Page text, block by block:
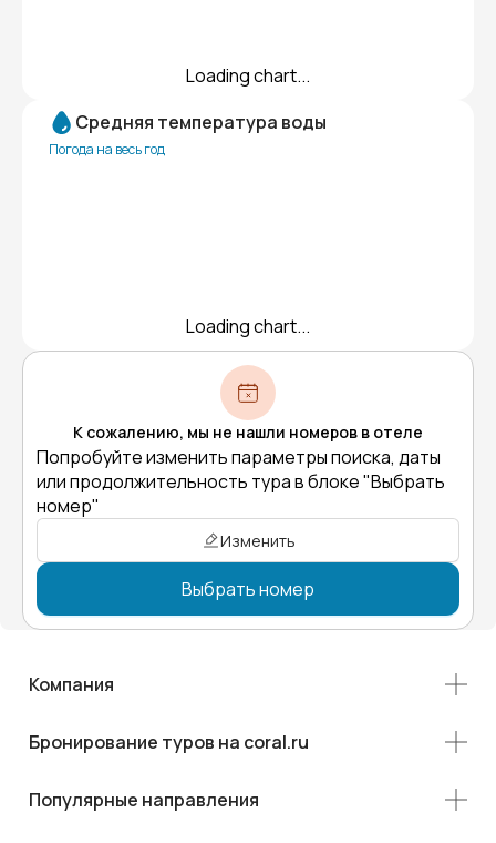
Loading chart...
Средняя температура воды
Погода на весь год
Loading chart...
К сожалению, мы не нашли номеров в отеле
Попробуйте изменить параметры поиска, даты
или продолжительность тура в блоке "Выбрать
номер"
Изменить
Выбрать номер
Компания
Бронирование туров на coral.ru
Популярные направления